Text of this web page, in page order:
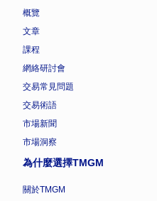
概覽
文章
課程
網絡研討會
交易常見問題
交易術語
市場新聞
市場洞察
為什麼選擇TMGM
關於TMGM